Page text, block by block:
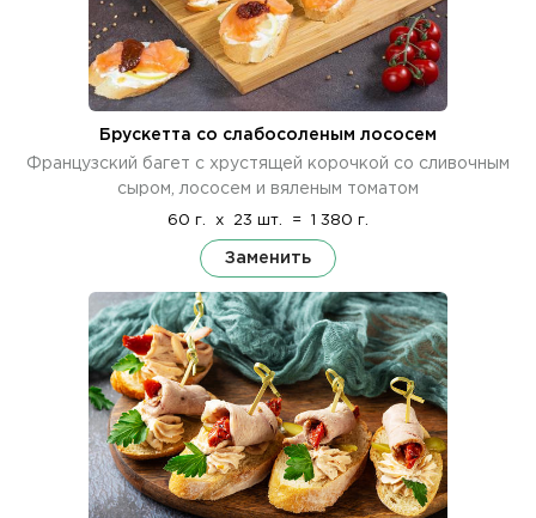
Брускетта со слабосоленым лососем
Французский багет с хрустящей корочкой со сливочным
сыром, лососем и вяленым томатом
60 г. x 23 шт. = 1 380 г.
Заменить